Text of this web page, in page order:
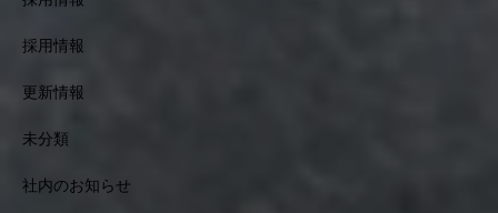
採用情報
更新情報
未分類
社内のお知らせ